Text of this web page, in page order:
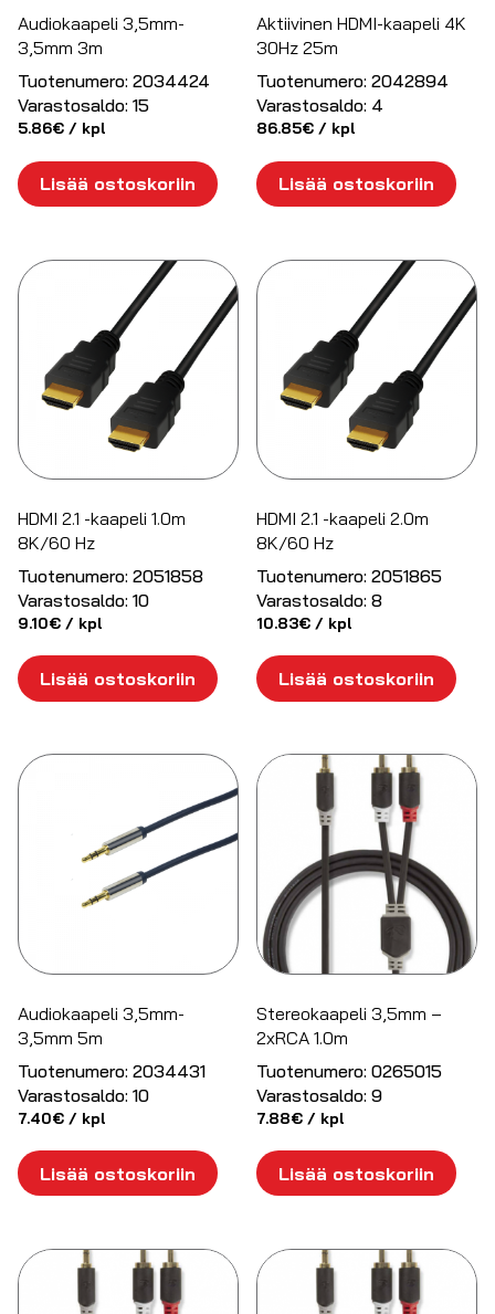
Audiokaapeli 3,5mm-
3,5mm 3m
Tuotenumero: 2034424
Varastosaldo: 15
5.86€ / kpl
Lisää ostoskoriin
Aktiivinen HDMI-kaapeli 4K
30Hz 25m
Tuotenumero: 2042894
Varastosaldo: 4
86.85€ / kpl
Lisää ostoskoriin
HDMI 2.1 -kaapeli 1.0m
8K/60 Hz
Tuotenumero: 2051858
Varastosaldo: 10
9.10€ / kpl
Lisää ostoskoriin
HDMI 2.1 -kaapeli 2.0m
8K/60 Hz
Tuotenumero: 2051865
Varastosaldo: 8
10.83€ / kpl
Lisää ostoskoriin
Audiokaapeli 3,5mm-
3,5mm 5m
Tuotenumero: 2034431
Varastosaldo: 10
7.40€ / kpl
Lisää ostoskoriin
Stereokaapeli 3,5mm –
2xRCA 1.0m
Tuotenumero: 0265015
Varastosaldo: 9
7.88€ / kpl
Lisää ostoskoriin